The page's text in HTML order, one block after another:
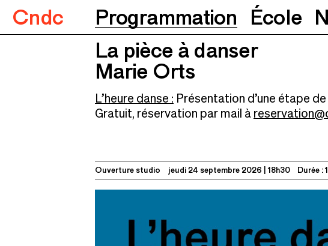
Cndc Programmation École
La pièce à danser
Marie Orts
L’heure danse : Présentation d’une étape
Gratuit, réservation par mail à
Ouverture studio jeudi 24 septembre 2026 18h30 Durée :